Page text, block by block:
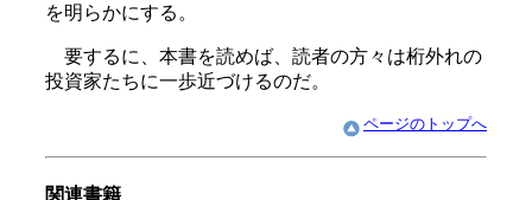
を明らかにする。
要するに、本書を読めば、読者の方々は桁外れの
投資家たちに一歩近づけるのだ。
ページのトップへ
関連書籍